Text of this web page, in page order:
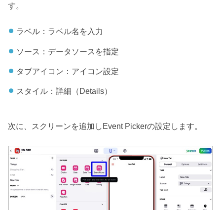
す。
ラベル：ラベル名を入力
ソース：データソースを指定
タブアイコン：アイコン設定
スタイル：詳細（Details）
次に、スクリーンを追加しEvent Pickerの設定します。